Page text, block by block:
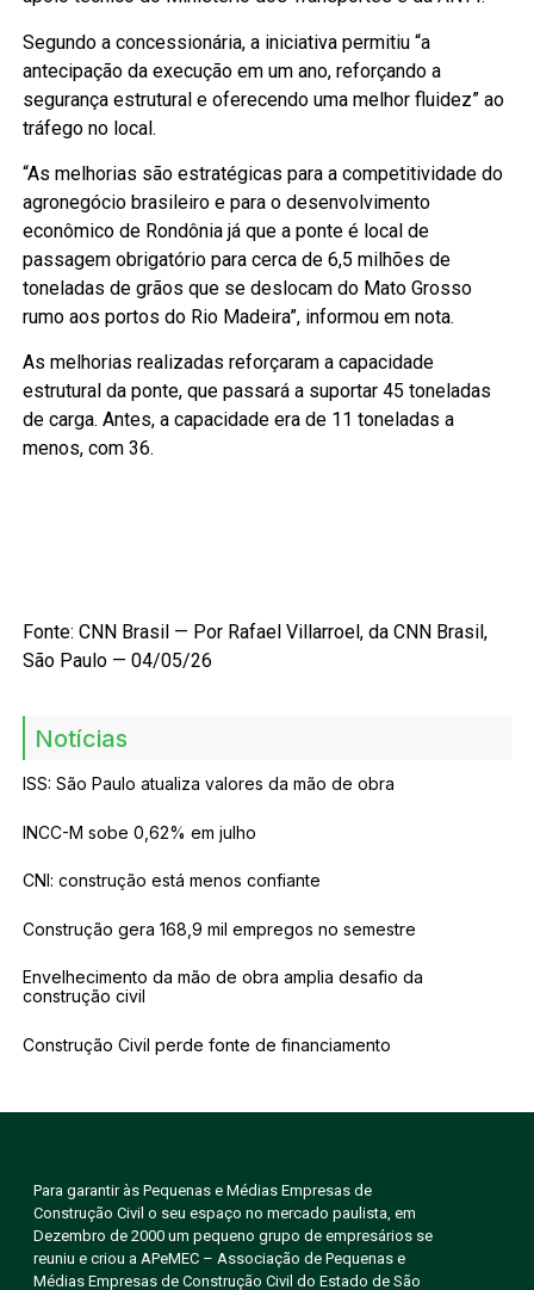
Segundo a concessionária, a iniciativa permitiu “a
antecipação da execução em um ano, reforçando a
segurança estrutural e oferecendo uma melhor fluidez” ao
tráfego no local.
“As melhorias são estratégicas para a competitividade do
agronegócio brasileiro e para o desenvolvimento
econômico de Rondônia já que a ponte é local de
passagem obrigatório para cerca de 6,5 milhões de
toneladas de grãos que se deslocam do Mato Grosso
rumo aos portos do Rio Madeira”, informou em nota.
As melhorias realizadas reforçaram a capacidade
estrutural da ponte, que passará a suportar 45 toneladas
de carga. Antes, a capacidade era de 11 toneladas a
menos, com 36.
Fonte: CNN Brasil — Por Rafael Villarroel, da CNN Brasil,
São Paulo— 04/05/26
Notícias
ISS: São Paulo atualiza valores da mão de obra
INCC-M sobe 0,62% em julho
CNI: construção está menos confiante
Construção gera 168,9 mil empregos no semestre
Envelhecimento da mão de obra amplia desafio da
construção civil
Construção Civil perde fonte de financiamento
Para garantir às Pequenas e Médias Empresas de
Construção Civil o seu espaço no mercado paulista, em
Dezembro de 2000 um pequeno grupo de empresários se
reuniu e criou a APeMEC – Associação de Pequenas e
Médias Empresas de Construção Civil do Estado de São